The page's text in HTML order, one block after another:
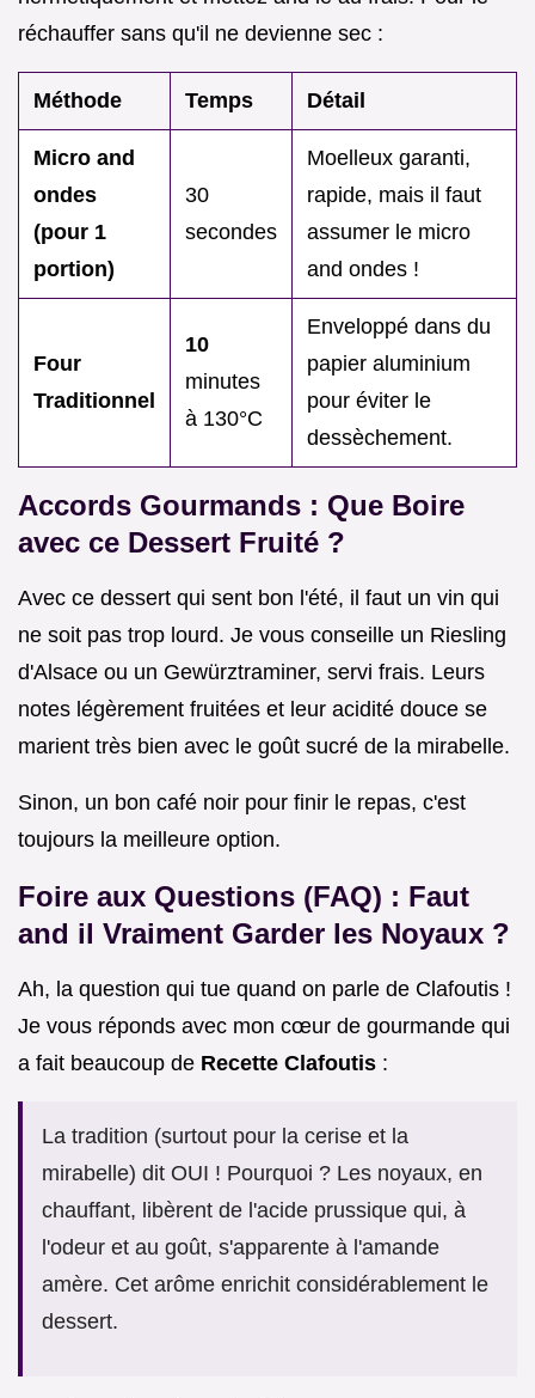
réchauffer sans qu'il ne devienne sec :
Méthode Temps Détail
Micro and
ondes
(pour 1
portion)
30
secondes
Moelleux garanti,
rapide, mais il faut
assumer le micro
and ondes !
Four
Traditionnel
10
minutes
à 130°C
Enveloppé dans du
papier aluminium
pour éviter le
dessèchement.
Accords Gourmands : Que Boire
avec ce Dessert Fruité ?
Avec ce dessert qui sent bon l'été, il faut un vin qui
ne soit pas trop lourd. Je vous conseille un Riesling
d'Alsace ou un Gewürztraminer, servi frais. Leurs
notes légèrement fruitées et leur acidité douce se
marient très bien avec le goût sucré de la mirabelle.
Sinon, un bon café noir pour finir le repas, c'est
toujours la meilleure option.
Foire aux Questions (FAQ) : Faut
and il Vraiment Garder les Noyaux ?
Ah, la question qui tue quand on parle de Clafoutis !
Je vous réponds avec mon cœur de gourmande qui
a fait beaucoup de Recette Clafoutis :
La tradition (surtout pour la cerise et la
mirabelle) dit OUI ! Pourquoi ? Les noyaux, en
chauffant, libèrent de l'acide prussique qui, à
l'odeur et au goût, s'apparente à l'amande
amère. Cet arôme enrichit considérablement le
dessert.